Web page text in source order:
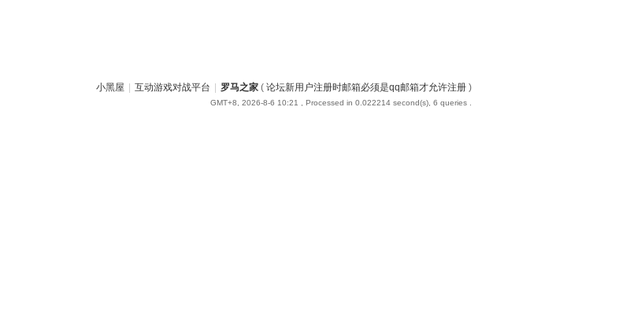
小黑屋 互动游戏对战平台 罗马之家 ( 论坛新用户注册时邮箱必须是qq邮箱才允许注册 )
GMT+8, 2026-8-6 10:21 , Processed in 0.022214 second(s), 6 queries .